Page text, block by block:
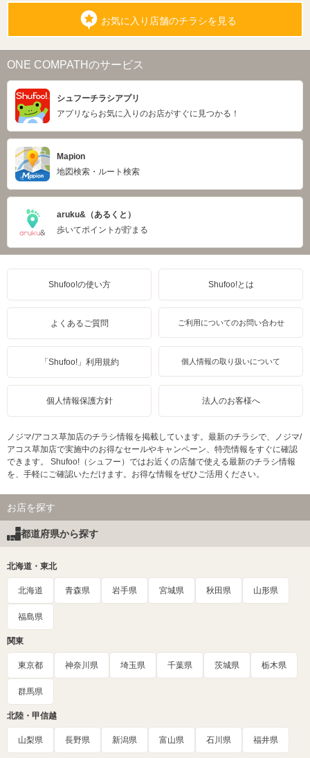
お気に入り店舗のチラシを見る
ONE COMPATHのサービス
シュフーチラシアプリ
アプリならお気に入りのお店がすぐに見つかる！
Mapion
地図検索・ルート検索
aruku&（あるくと）
歩いてポイントが貯まる
Shufoo!の使い方 Shufoo!とは
よくあるご質問 ご利用についてのお問い合わせ
「Shufoo!」利用規約 個人情報の取り扱いについて
個人情報保護方針 法人のお客様へ
ノジマ/アコス草加店のチラシ情報を掲載しています。最新のチラシで、ノジマ/
アコス草加店で実施中のお得なセールやキャンペーン、特売情報をすぐに確認
できます。 Shufoo!（シュフー）ではお近くの店舗で使える最新のチラシ情報
を、手軽にご確認いただけます。お得な情報をぜひご活用ください。
お店を探す
都道府県から探す
北海道・東北
北海道 青森県 岩手県 宮城県 秋田県 山形県
福島県
関東
東京都 神奈川県 埼玉県 千葉県 茨城県 栃木県
群馬県
北陸・甲信越
山梨県 長野県 新潟県 富山県 石川県 福井県